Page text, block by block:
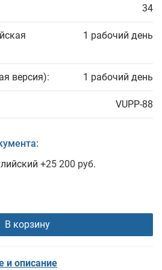
34
1 рабочий день
версия): 1 рабочий день
VUPP-88
+25 200 руб.
В корзину
и описание